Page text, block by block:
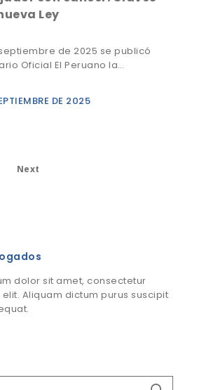
Ley
de 2025 se publicó
Oficial El Peruano la…
DE 2025
Next
dolor sit amet, consectetur
Aliquam dictum purus suscipit